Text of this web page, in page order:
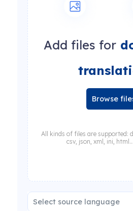
Add files for
Browse
All kinds of files are supported:
csv, json, xml, ini,
Select source language